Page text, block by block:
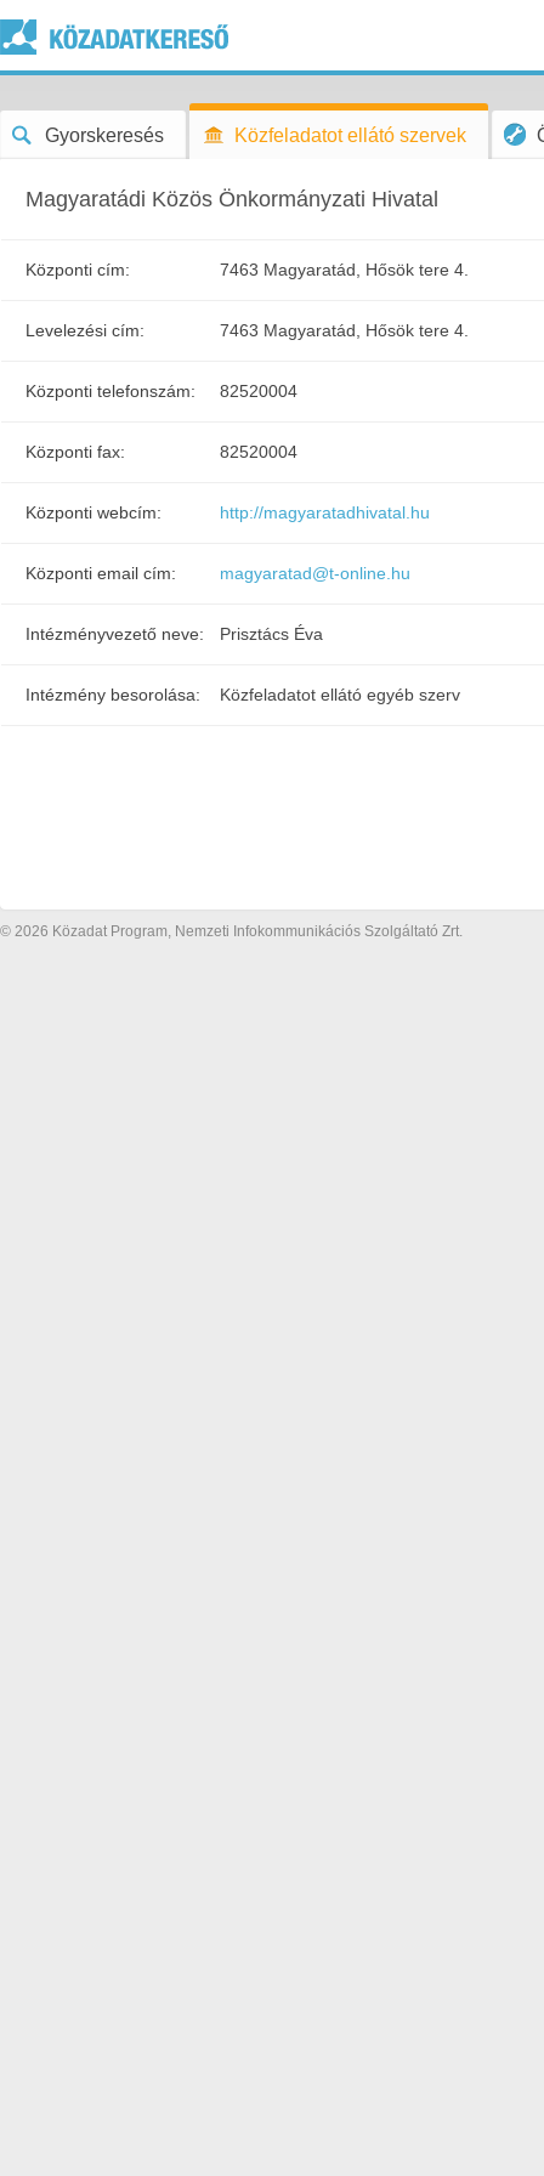
Gyorskeresés Közfeladatot ellátó szervek
Magyaratádi Közös Önkormányzati Hivatal
Központi cím: 7463 Magyaratád, Hősök tere 4.
Levelezési cím: 7463 Magyaratád, Hősök tere 4.
Központi telefonszám: 82520004
Központi fax: 82520004
Központi webcím: http://magyaratadhivatal.hu
Központi email cím: magyaratad@t-online.hu
Intézményvezető neve: Prisztács Éva
Intézmény besorolása: Közfeladatot ellátó egyéb szerv
© 2026 Közadat Program, Nemzeti Infokommunikációs Szolgáltató Zrt.